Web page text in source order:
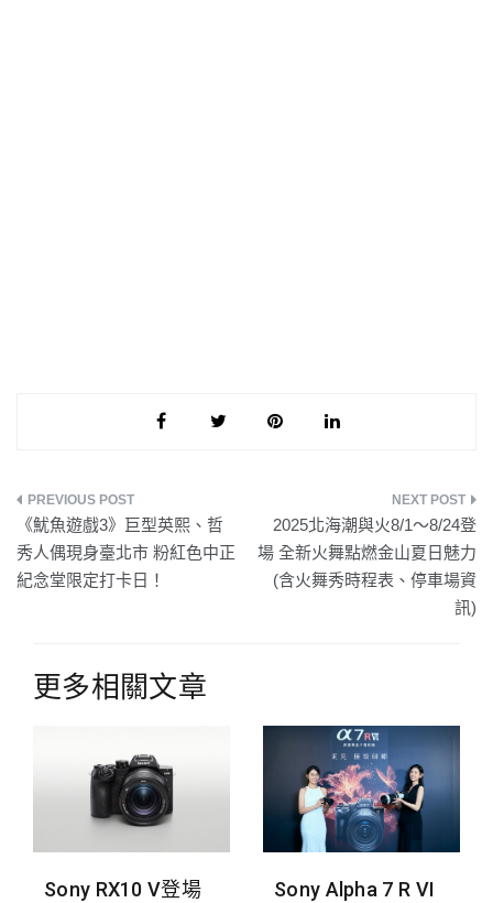
文
章
導
《魷魚遊戲3》巨型英熙、哲
秀人偶現身臺北市 粉紅色中正
紀念堂限定打卡日！
2025北海潮與火8/1～8/24登
場 全新火舞點燃金山夏日魅力
(含火舞秀時程表、停車場資
訊)
更多相關文章
Sony RX10 V登場
Sony Alpha 7 R VI